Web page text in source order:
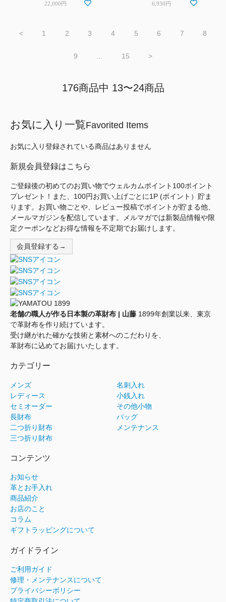
22,000円 6,930円
< 1 2 3 4 5 6 7 8
9 ... 15 >
176商品中 13〜24商品
お気に入り一覧Favorited Items
お気に入り登録されている商品はありません
新規会員登録はこちら
ご登録後の初めてのお買い物でウェルカムポイント100ポイント
プレゼント！また、100円お買い上げごとに1P (ポイント）貯ま
ります。お買い物ごとや、レビュー投稿でポイントが貯まる他、
メールマガジンを配信しています。メルマガでは新製品情報や限
定クーポンなどお得な情報を不定期でお届けします。
会員登録する→
老舗の職人が作る日本製の革財布 | 山藤 1899年創業以来、東京
で革財布を作り続けています。
受け継がれた確かな技術と素材へのこだわりを、
革財布に込めてお届けいたします。
カテゴリー
メンズ
レディース
セミオーダー
長財布
二つ折り財布
三つ折り財布
名刺入れ
小銭入れ
その他小物
バッグ
メンテナンス
コンテンツ
お知らせ
革とお手入れ
商品紹介
お店のこと
コラム
ギフトラッピングについて
ガイドライン
ご利用ガイド
修理・メンテナンスについて
プライバシーポリシー